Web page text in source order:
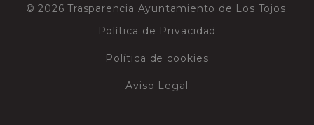
© 2026 Trasparencia Ayuntamiento de Los Tojos.
Política de Privacidad
Política de cookies
Aviso Legal